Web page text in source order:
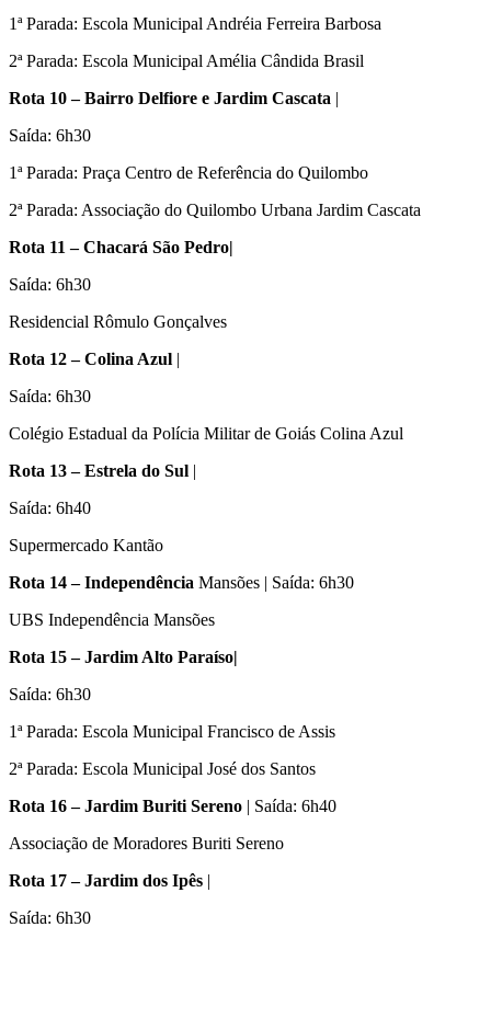
1ª Parada: Escola Municipal Andréia Ferreira Barbosa
2ª Parada: Escola Municipal Amélia Cândida Brasil
Rota 10 – Bairro Delfiore e Jardim Cascata |
Saída: 6h30
1ª Parada: Praça Centro de Referência do Quilombo
2ª Parada: Associação do Quilombo Urbana Jardim Cascata
Rota 11 – Chacará São Pedro|
Saída: 6h30
Residencial Rômulo Gonçalves
Rota 12 – Colina Azul |
Saída: 6h30
Colégio Estadual da Polícia Militar de Goiás Colina Azul
Rota 13 – Estrela do Sul |
Saída: 6h40
Supermercado Kantão
Rota 14 – Independência Mansões | Saída: 6h30
UBS Independência Mansões
Rota 15 – Jardim Alto Paraíso|
Saída: 6h30
1ª Parada: Escola Municipal Francisco de Assis
2ª Parada: Escola Municipal José dos Santos
Rota 16 – Jardim Buriti Sereno | Saída: 6h40
Associação de Moradores Buriti Sereno
Rota 17 – Jardim dos Ipês |
Saída: 6h30